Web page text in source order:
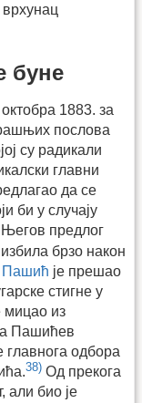
врхунац
буне
1883. за
послова
су радикали
главни
да се
би у случају
Његов предлог
избила брзо након
Пашић је прешао
стигне у
мицао из
Пашићев
главнога одбора
38) Од прекога
али био је